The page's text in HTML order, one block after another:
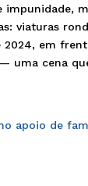
impunidade,
viaturas
em
uma cena
apoio de